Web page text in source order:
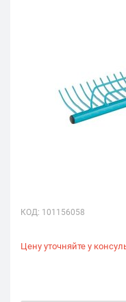
КОД: 101156058
Цену уточняйте у